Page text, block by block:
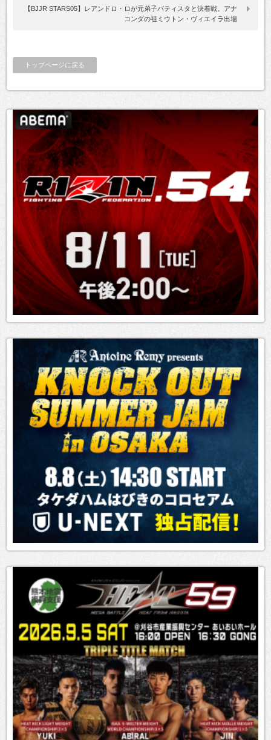
【BJJR STARS05】レアンドロ・ロが元弟子バティスタと決着戦。アナ
コンダの祖ミウトン・ヴィエイラ出場
トップページに戻る